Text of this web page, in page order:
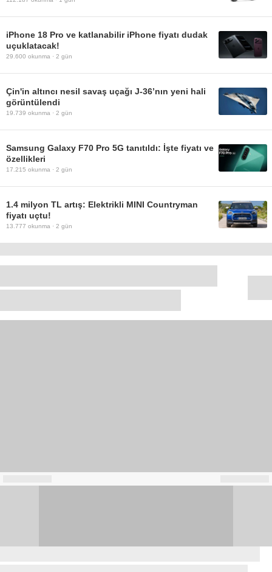
iPhone 18 Pro ve katlanabilir iPhone fiyatı dudak
uçuklatacak!
29.600 okunma · 2 gün
Çin'in altıncı nesil savaş uçağı J-36’nın yeni hali
görüntülendi
19.739 okunma · 2 gün
Samsung Galaxy F70 Pro 5G tanıtıldı: İşte fiyatı ve
özellikleri
17.215 okunma · 2 gün
1.4 milyon TL artış: Elektrikli MINI Countryman
fiyatı uçtu!
13.777 okunma · 2 gün